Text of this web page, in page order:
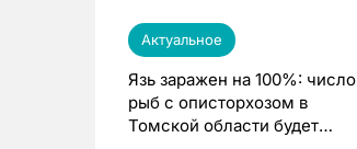
Актуальное
Язь заражен на 100%: число
рыб с описторхозом в
Томской области будет